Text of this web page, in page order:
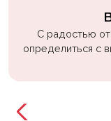
С радостью
определиться с